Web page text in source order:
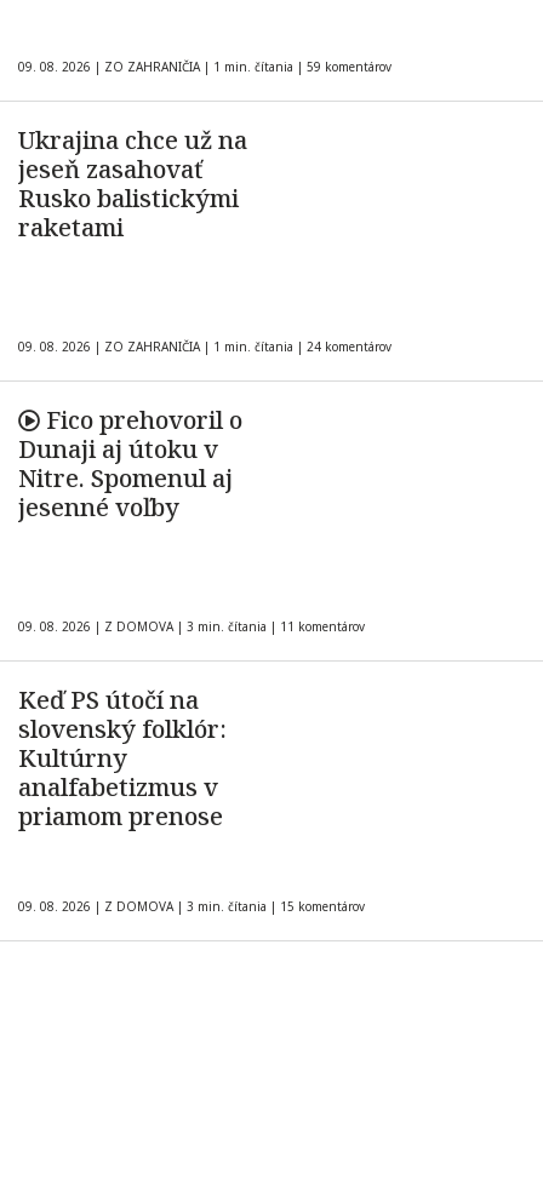
09. 08. 2026 | ZO ZAHRANIČIA | 1 min. čítania | 59 komentárov
Ukrajina chce už na
jeseň zasahovať
Rusko balistickými
raketami
09. 08. 2026 | ZO ZAHRANIČIA | 1 min. čítania | 24 komentárov
Fico prehovoril o
Dunaji aj útoku v
Nitre. Spomenul aj
jesenné voľby
09. 08. 2026 | Z DOMOVA | 3 min. čítania | 11 komentárov
Keď PS útočí na
slovenský folklór:
Kultúrny
analfabetizmus v
priamom prenose
09. 08. 2026 | Z DOMOVA | 3 min. čítania | 15 komentárov